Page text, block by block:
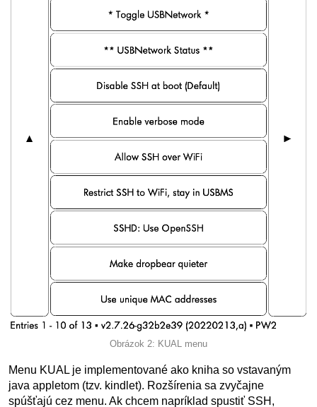
Obrázok 2: KUAL menu
Menu KUAL je implementované ako kniha so vstavaným
java appletom (tzv. kindlet). Rozšírenia sa zvyčajne
spúšťajú cez menu. Ak chcem napríklad spustiť SSH,